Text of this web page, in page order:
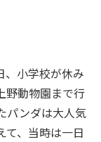
、小学校が休み
野動物園まで行
パンダは大人気
て、当時は一日